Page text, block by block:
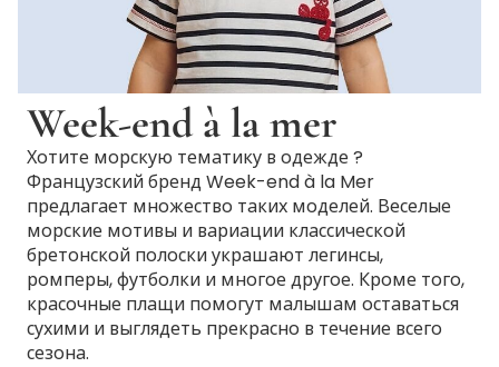
Week-end à la mer
Хотите морскую тематику в одежде ?
Французский бренд Week-end à la Mer
предлагает множество таких моделей. Веселые
морские мотивы и вариации классической
бретонской полоски украшают легинсы,
ромперы, футболки и многое другое. Кроме того,
красочные плащи помогут малышам оставаться
сухими и выглядеть прекрасно в течение всего
сезона.